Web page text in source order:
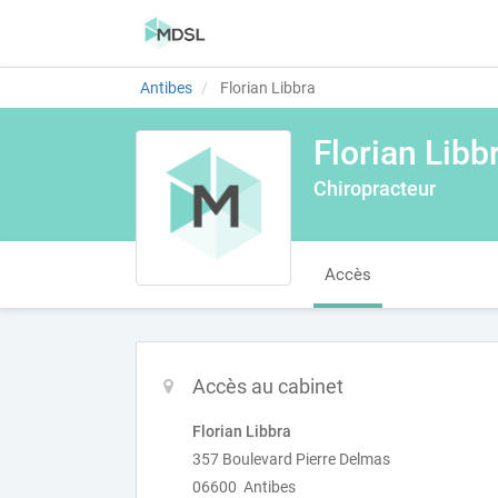
Antibes Florian Libbra
Florian
Chiropracteur
Accès
Accès au cabinet
Florian Libbra
357 Boulevard Pierre Delmas
06600 Antibes